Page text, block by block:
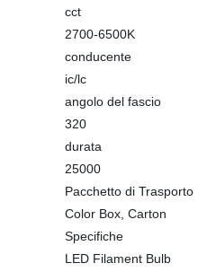
cct
2700-6500K
conducente
ic/lc
angolo del fascio
320
durata
25000
Pacchetto di Trasporto
Color Box, Carton
Specifiche
LED Filament Bulb